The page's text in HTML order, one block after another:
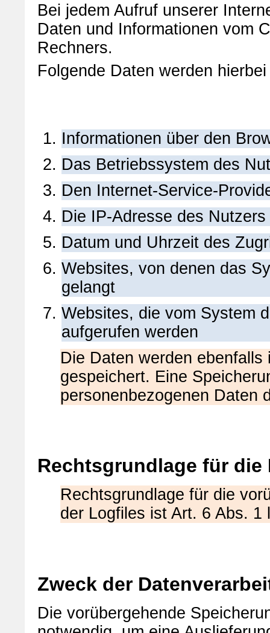
Bei jedem Aufruf unserer
Daten und Informationen vom
Rechners.
Folgende Daten werden
Informationen über den
Das Betriebssystem des
Den Internet-Service-
Die IP-Adresse des Nutzers
Datum und Uhrzeit des
Websites, von denen das
gelangt
Websites, die vom System
aufgerufen werden
Die Daten werden
gespeichert. Eine
personenbezogenen Daten
Rechtsgrundlage für die
Rechtsgrundlage für die
der Logfiles ist Art. 6 Abs. 1
Zweck der
Die vorübergehende